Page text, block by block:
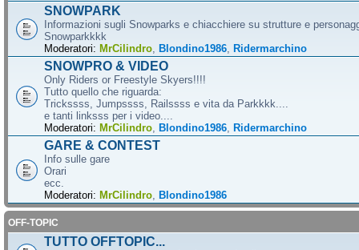
SNOWPARK
Informazioni sugli Snowparks e chiacchiere su strutture e
Snowparkkkk
Moderatori: MrCilindro Blondino1986 Ridermarchino
SNOWPRO & VIDEO
Only Riders or Freestyle Skyers!!!!
Tutto quello che riguarda:
Trickssss, Jumpssss, Railssss e vita da Parkkkk....
e tanti linksss per i video....
Moderatori: MrCilindro Blondino1986 Ridermarchino
GARE & CONTEST
Info sulle gare
Orari
ecc.
Moderatori: MrCilindro Blondino1986
OFF-TOPIC
TUTTO OFFTOPIC...